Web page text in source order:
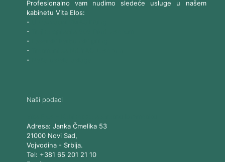
Profesionalno vam nudimo sledeće usluge u našem
kabinetu Vita Elos:
-
-
-
-
-
Naši podaci
Adresa: Janka Čmelika 53
21000 Novi Sad,
Vojvodina- Srbija.
Tel: +381 65 201 21 10